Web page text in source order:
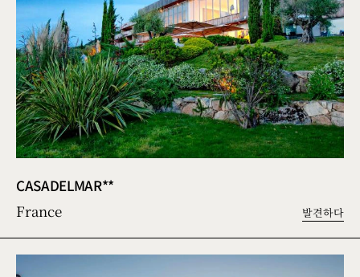
CASADELMAR**
France 발견하다